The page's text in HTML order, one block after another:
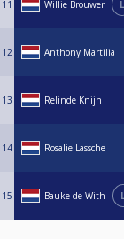
11 Willie Brouwer L
12 Anthony Martilia
13 Relinde Knijn
14 Rosalie Lassche
15 Bauke de With